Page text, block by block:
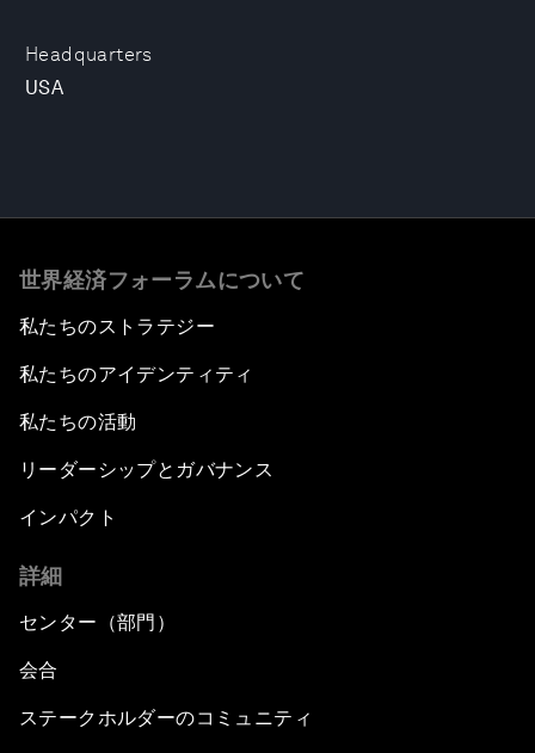
Headquarters
USA
世界経済フォーラムについて
私たちのストラテジー
私たちのアイデンティティ
私たちの活動
リーダーシップとガバナンス
インパクト
詳細
センター（部門）
会合
ステークホルダーのコミュニティ